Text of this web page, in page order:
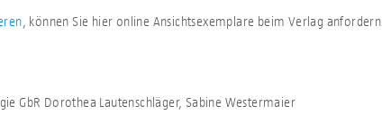
, können Sie hier online Ansichtsexemplare beim Verlag anfordern.
GbR Dorothea Lautenschläger, Sabine Westermaier